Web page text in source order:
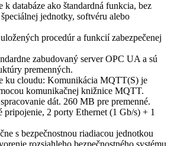
k databáze ako štandardná funkcia, bez
jednotky, softvéru alebo
procedúr a funkcií zabezpečenej
zabudovaný server OPC UA a sú
premenných.
ku cloudu: Komunikácia MQTT(S) je
komunikačnej knižnice MQTT.
dát. 260 MB pre premenné.
pripojenie, 2 porty Ethernet (1 Gb/s) + 1
s bezpečnostnou riadiacou jednotkou